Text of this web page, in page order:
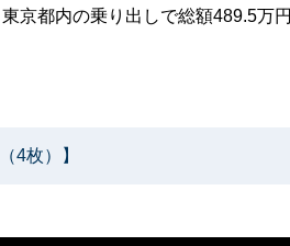
京都内の乗り出しで総額489.5万円
4枚）】